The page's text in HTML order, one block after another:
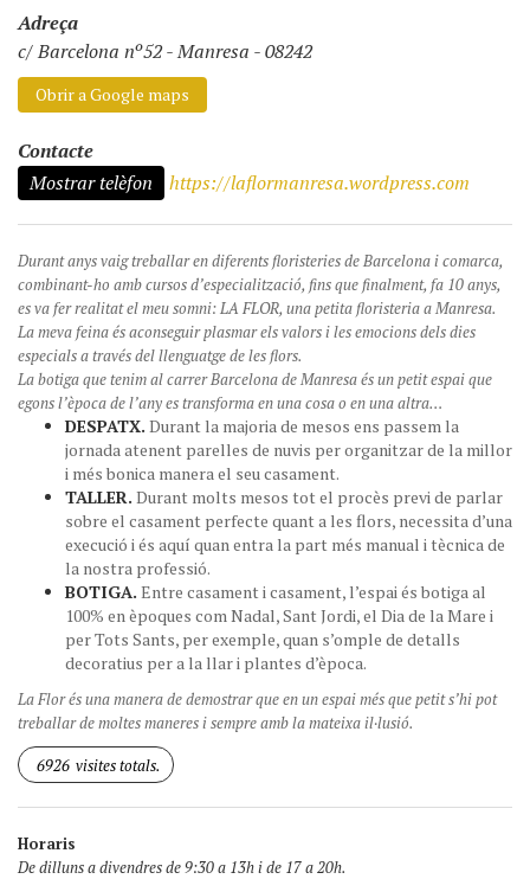
Adreça
c/ Barcelona nº52-Manresa - 08242
Obrir a Google maps
Contacte
Mostrar telèfon
https://laflormanresa.wordpress.com
Durant anys vaig treballar en diferents floristeries de Barcelona i comarca,
combinant-ho amb cursos d’especialització, fins que finalment, fa 10 anys,
es va fer realitat el meu somni: LA FLOR, una petita floristeria a Manresa.
La meva feina és aconseguir plasmar els valors i les emocions dels dies
especials a través del llenguatge de les flors.
La botiga que tenim al carrer Barcelona de Manresa és un petit espai que
egons l’època de l’any es transforma en una cosa o en una altra…
DESPATX. Durant la majoria de mesos ens passem la
jornada atenent parelles de nuvis per organitzar de la millor
i més bonica manera el seu casament.
TALLER. Durant molts mesos tot el procès previ de parlar
sobre el casament perfecte quant a les flors, necessita d’una
execució i és aquí quan entra la part més manual i tècnica de
la nostra professió.
BOTIGA. Entre casament i casament, l’espai és botiga al
100% en èpoques com Nadal, Sant Jordi, el Dia de la Mare i
per Tots Sants, per exemple, quan s’omple de detalls
decoratius per a la llar i plantes d’època.
La Flor és una manera de demostrar que en un espai més que petit s’hi pot
treballar de moltes maneres i sempre amb la mateixa il·lusió.
6926 visites totals.
Horaris
De dilluns a divendres de 9:30 a 13h i de 17 a 20h.